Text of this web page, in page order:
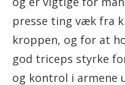
presse ting væk fra
kroppen, og for at
god triceps styrke
og kontrol i armene